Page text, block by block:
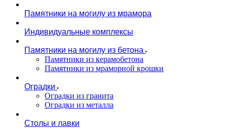
Памятники на могилу из мрамора
Индивидуальные комплексы
Памятники на могилу из бетона
Памятники из керамобетона
Памятники из мраморной крошки
Оградки
Оградки из гранита
Оградки из металла
Столы и лавки